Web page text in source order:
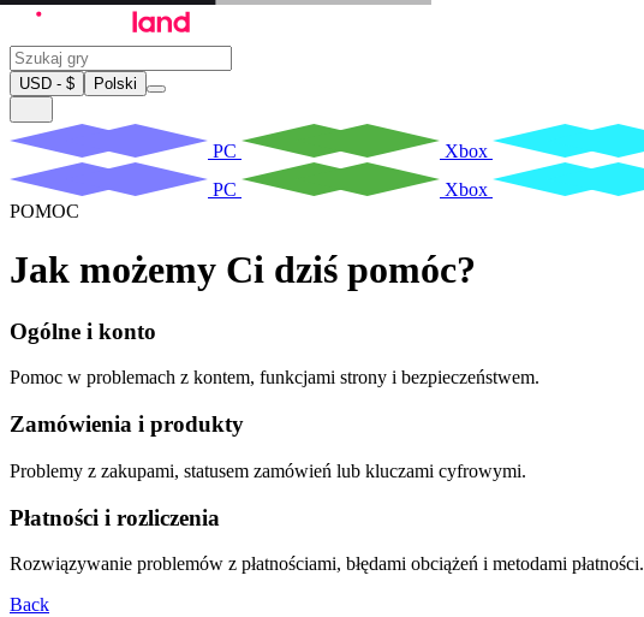
USD - $ Polski
PC Xbox
PC
Xbox
POMOC
Jak możemy Ci dziś pomóc?
Ogólne i konto
Pomoc w problemach z kontem, funkcjami strony i bezpieczeństwem.
Zamówienia i produkty
Problemy z zakupami, statusem zamówień lub kluczami cyfrowymi.
Płatności i rozliczenia
Rozwiązywanie problemów z płatnościami, błędami obciążeń i metodami płatności.
Back